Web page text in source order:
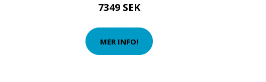
7349 SEK
MER INFO!